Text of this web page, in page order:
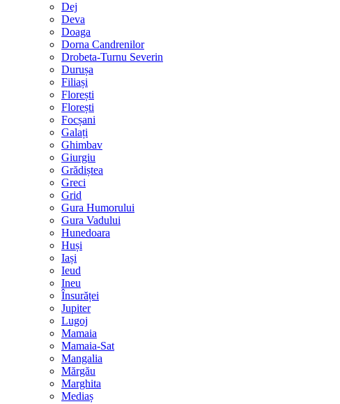
Dej
Deva
Doaga
Dorna Candrenilor
Drobeta-Turnu Severin
Durușa
Filiași
Florești
Florești
Focșani
Galați
Ghimbav
Giurgiu
Grădiștea
Greci
Grid
Gura Humorului
Gura Vadului
Hunedoara
Huși
Iași
Ieud
Ineu
Însurăței
Jupiter
Lugoj
Mamaia
Mamaia-Sat
Mangalia
Mărgău
Marghita
Mediaș